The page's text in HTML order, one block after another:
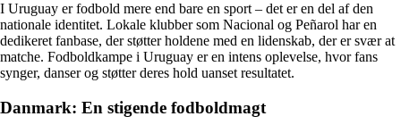
I Uruguay er fodbold mere end bare en sport – det er en del af den
nationale identitet. Lokale klubber som Nacional og Peñarol har en
dedikeret fanbase, der støtter holdene med en lidenskab, der er svær at
matche. Fodboldkampe i Uruguay er en intens oplevelse, hvor fans
synger, danser og støtter deres hold uanset resultatet.
Danmark: En stigende fodboldmagt